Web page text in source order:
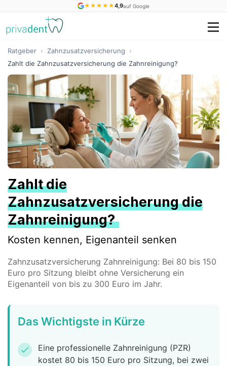
★ ★ ★ ★ ★4,9auf Google
Ratgeber › Zahnzusatzversicherung
›
Zahlt die Zahnzusatzversicherung die Zahnreinigung?
Zahlt die
Zahnzusatzversicherung die
Zahnreinigung?
Kosten kennen, Eigenanteil senken
Zahnzusatzversicherung Zahnreinigung: Bei 80 bis 150
Euro pro Sitzung bleibt ohne Versicherung ein
Eigenanteil von bis zu 300 Euro im Jahr.
Das Wichtigste in Kürze
check
Eine professionelle Zahnreinigung (PZR)
kostet 80 bis 150 Euro pro Sitzung, bei zwei